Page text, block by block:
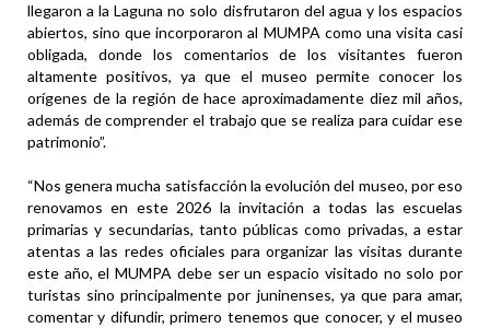
llegaron a la Laguna no solo disfrutaron del agua y los espacios
abiertos, sino que incorporaron al MUMPA como una visita casi
obligada, donde los comentarios de los visitantes fueron
altamente positivos, ya que el museo permite conocer los
orígenes de la región de hace aproximadamente diez mil años,
además de comprender el trabajo que se realiza para cuidar ese
patrimonio”.
“Nos genera mucha satisfacción la evolución del museo, por eso
renovamos en este 2026 la invitación a todas las escuelas
primarias y secundarias, tanto públicas como privadas, a estar
atentas a las redes oficiales para organizar las visitas durante
este año, el MUMPA debe ser un espacio visitado no solo por
turistas sino principalmente por juninenses, ya que para amar,
comentar y difundir, primero tenemos que conocer, y el museo